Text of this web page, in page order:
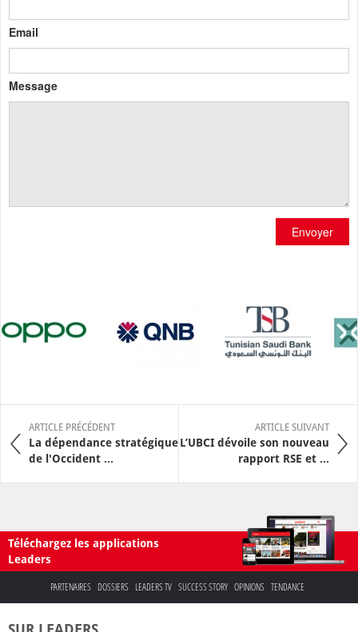
Email
Message
Envoyer
ARTICLE PRÉCÉDENT
La dépendance stratégique
de l'Occident ...
ARTICLE SUIVANT
L’UBCI dévoile son nouveau
rapport RSE et ...
Téléchargez les applications
Leaders
PARTENAIRES DOSSIERS LEADERS TV SUCCESS STORY OPINIONS TENDANCE